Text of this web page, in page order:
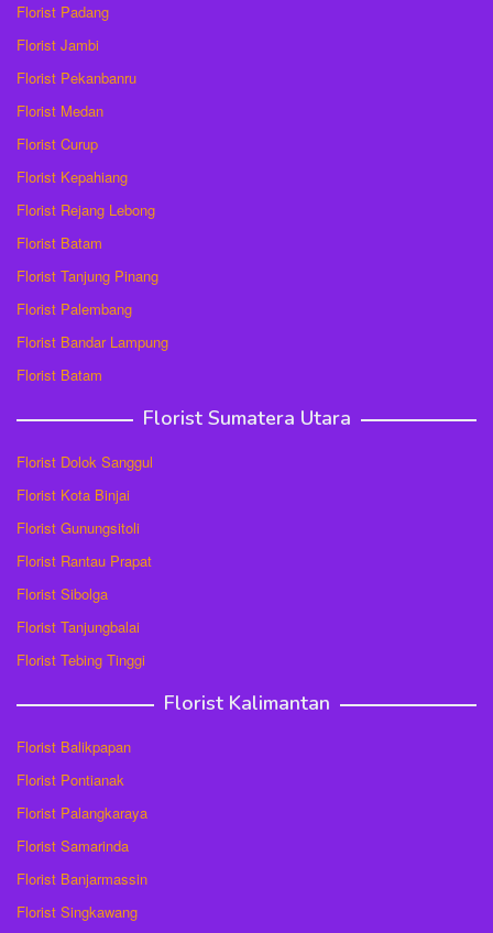
Florist Padang
Florist Jambi
Florist Pekanbanru
Florist Medan
Florist Curup
Florist Kepahiang
Florist Rejang Lebong
Florist Batam
Florist Tanjung Pinang
Florist Palembang
Florist Bandar Lampung
Florist Batam
Florist Sumatera Utara
Florist Dolok Sanggul
Florist Kota Binjai
Florist Gunungsitoli
Florist Rantau Prapat
Florist Sibolga
Florist Tanjungbalai
Florist Tebing Tinggi
Florist Kalimantan
Florist Balikpapan
Florist Pontianak
Florist Palangkaraya
Florist Samarinda
Florist Banjarmassin
Florist Singkawang